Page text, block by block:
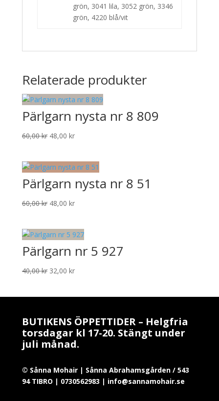
grön, 3041 lila, 3052 grön, 3346
grön, 4220 blå/vit
Relaterade produkter
Pärlgarn nysta nr 8 809
60,00kr Det
var:
60,00 kr.
48,00 krDet
är:
48,00 kr.
Pärlgarn nysta nr 8 51
60,00kr Det
var:
60,00 kr.
48,00 krDet
är:
48,00 kr.
Pärlgarn nr 5 927
40,00kr Det
32,00 krDet
32,00 kr.
BUTIKENS ÖPPETTIDER – Helgfria
torsdagar kl 17-20. Stängt under
juli månad.
© Sånna Mohair | Sånna Abrahamsgården / 543
94 TIBRO | 0730562983 | info@sannamohair.se